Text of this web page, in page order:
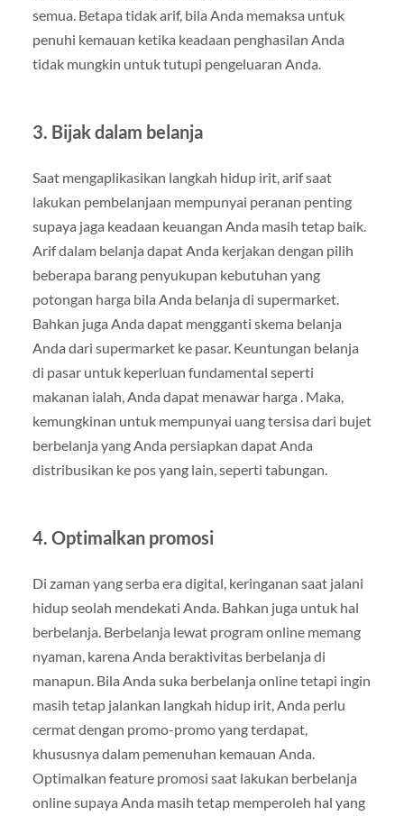
semua. Betapa tidak arif, bila Anda memaksa untuk
penuhi kemauan ketika keadaan penghasilan Anda
tidak mungkin untuk tutupi pengeluaran Anda.
3. Bijak dalam belanja
Saat mengaplikasikan langkah hidup irit, arif saat
lakukan pembelanjaan mempunyai peranan penting
supaya jaga keadaan keuangan Anda masih tetap baik.
Arif dalam belanja dapat Anda kerjakan dengan pilih
beberapa barang penyukupan kebutuhan yang
potongan harga bila Anda belanja di supermarket.
Bahkan juga Anda dapat mengganti skema belanja
Anda dari supermarket ke pasar. Keuntungan belanja
di pasar untuk keperluan fundamental seperti
makanan ialah, Anda dapat menawar harga . Maka,
kemungkinan untuk mempunyai uang tersisa dari bujet
berbelanja yang Anda persiapkan dapat Anda
distribusikan ke pos yang lain, seperti tabungan.
4. Optimalkan promosi
Di zaman yang serba era digital, keringanan saat jalani
hidup seolah mendekati Anda. Bahkan juga untuk hal
berbelanja. Berbelanja lewat program online memang
nyaman, karena Anda beraktivitas berbelanja di
manapun. Bila Anda suka berbelanja online tetapi ingin
masih tetap jalankan langkah hidup irit, Anda perlu
cermat dengan promo-promo yang terdapat,
khususnya dalam pemenuhan kemauan Anda.
Optimalkan feature promosi saat lakukan berbelanja
online supaya Anda masih tetap memperoleh hal yang